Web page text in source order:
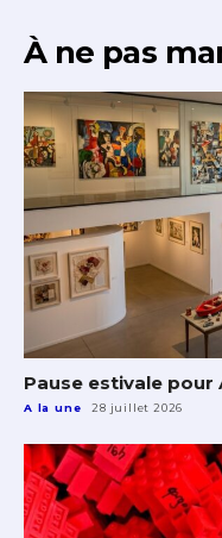
À ne pas
Pause estivale
A la une 28 juillet 2026